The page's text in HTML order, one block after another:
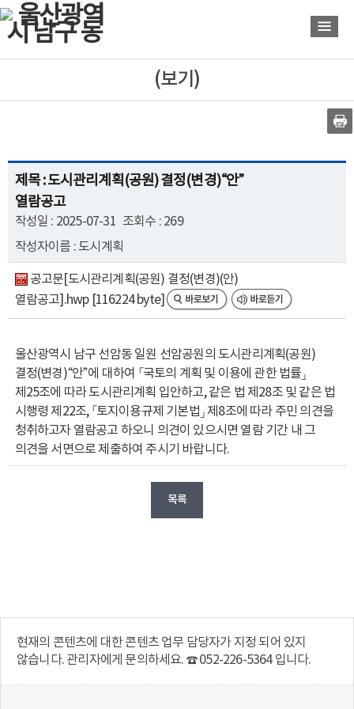
로
가
기
로
가
기
(보기)
제목 : 도시관리계획(공원) 결정(변경)“안”
열람공고
작성일 : 2025-07-31 조회수 : 269
작성자이름 : 도시계획
공고문[도시관리계획(공원) 결정(변경)(안)
열람공고].hwp [116224 byte]
울산광역시 남구 선암동 일원 선암공원의 도시관리계획(공원)
결정(변경)“안”에 대하여 「국토의 계획 및 이용에 관한 법률」
제25조에 따라 도시관리계획 입안하고, 같은 법 제28조 및 같은 법
시행령 제22조, 「토지이용규제 기본법」 제8조에 따라 주민 의견을
청취하고자 열람공고 하오니 의견이 있으시면 열람 기간 내 그
의견을 서면으로 제출하여 주시기 바랍니다.
목록
현재의 콘텐츠에 대한 콘텐츠 업무 담당자가 지정 되어 있지
않습니다. 관리자에게 문의하세요. ☎ 052-226-5364 입니다.